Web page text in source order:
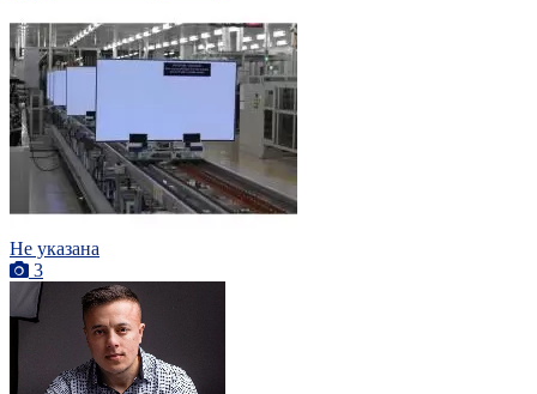
Не указана
3